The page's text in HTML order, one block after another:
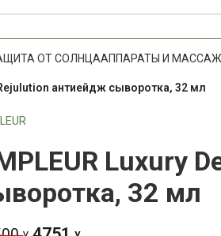
ОТ СОЛНЦААППАРАТЫ И
антиейдж сыворотка, 32 мл
Luxury
32 мл